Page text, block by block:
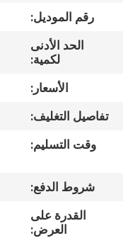
جولة
المعمل
ضبط
اتصل
رقم الموديل:
الحد الأدنى
لكمية:
الأسعار:
تفاصيل التغليف:
وقت التسليم:
شروط الدفع:
القدرة على
العرض: